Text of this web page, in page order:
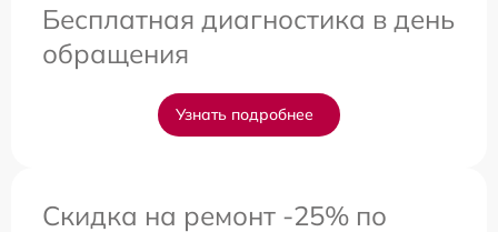
Бесплатная диагностика в день
обращения
Узнать подробнее
Скидка на ремонт -25% по